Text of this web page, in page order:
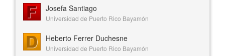
Josefa Santiago
Universidad de Puerto Rico Bayamón
Heberto Ferrer Duchesne
Universidad de Puerto Rico Bayamón